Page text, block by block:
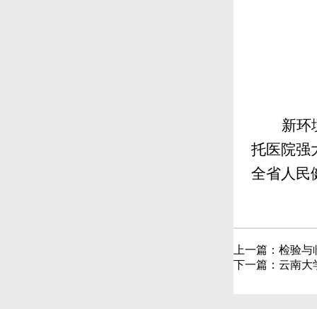
新环
托医院强
全省人民
上一篇： 检验与
下一篇： 云南大